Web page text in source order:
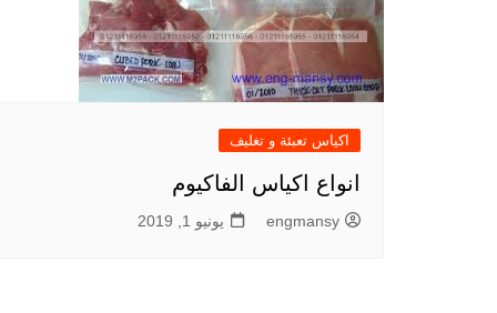
اكياس تعبئة و تغليف
انواع اكياس الفاكيوم
engmansy يونيو 1, 2019